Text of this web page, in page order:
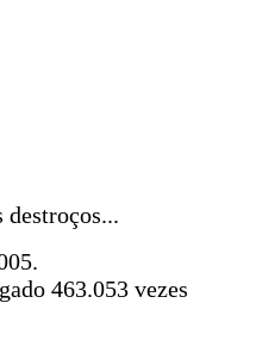
463.053 vezes